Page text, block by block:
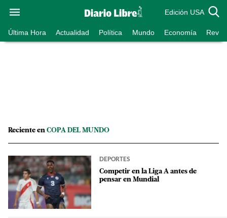
Edición USA
Última Hora Actualidad Política Mundo Economía
Reciente en COPA DEL MUNDO
DEPORTES
Competir en la Liga A antes de
pensar en Mundial